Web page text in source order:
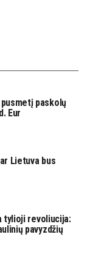
paskolų
Eur
Lietuva bus
tylioji revoliucija:
pavyzdžių